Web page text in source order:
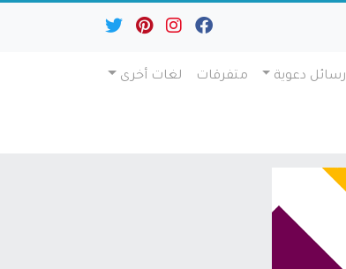
رسائل دعوية متفرقات لغات أخرى